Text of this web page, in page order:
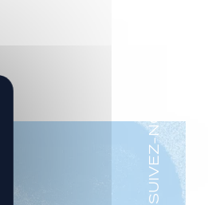
SUIVEZ-NOUS